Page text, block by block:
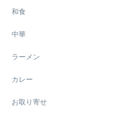
和食
中華
ラーメン
カレー
お取り寄せ